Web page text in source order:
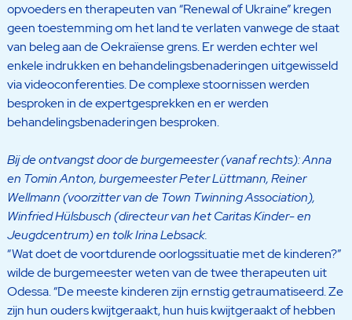
opvoeders en therapeuten van “Renewal of Ukraine” kregen
geen toestemming om het land te verlaten vanwege de staat
van beleg aan de Oekraïense grens. Er werden echter wel
enkele indrukken en behandelingsbenaderingen uitgewisseld
via videoconferenties. De complexe stoornissen werden
besproken in de expertgesprekken en er werden
behandelingsbenaderingen besproken.
Bij de ontvangst door de burgemeester (vanaf rechts): Anna
en Tomin Anton, burgemeester Peter Lüttmann, Reiner
Wellmann (voorzitter van de Town Twinning Association),
Winfried Hülsbusch (directeur van het Caritas Kinder- en
Jeugdcentrum) en tolk Irina Lebsack.
“Wat doet de voortdurende oorlogssituatie met de kinderen?”
wilde de burgemeester weten van de twee therapeuten uit
Odessa. “De meeste kinderen zijn ernstig getraumatiseerd. Ze
zijn hun ouders kwijtgeraakt, hun huis kwijtgeraakt of hebben